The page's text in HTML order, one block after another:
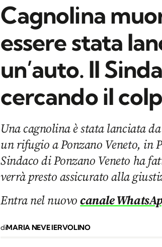
Cagnolina
essere stata
un’auto. Il
cercando il
Una cagnolina è stata lanciata
un rifugio a Ponzano Veneto, in
Sindaco di Ponzano Veneto ha
verrà presto assicurato alla
Entra nel nuovocanale
diMARIA NEVE IERVOLINO